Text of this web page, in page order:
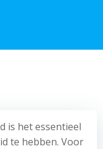
is het essentieel
te hebben. Voor